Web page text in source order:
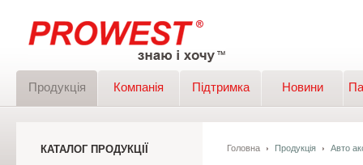
Продукція Компанія Підтримка Новини
КАТАЛОГ ПРОДУКЦІЇ Головна Продукція Авто